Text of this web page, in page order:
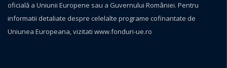
oficială a Uniunii Europene sau a Guvernului României. Pentru
informatii detaliate despre celelalte programe cofinantate de
Uniunea Europeana, vizitati www.fonduri-ue.ro